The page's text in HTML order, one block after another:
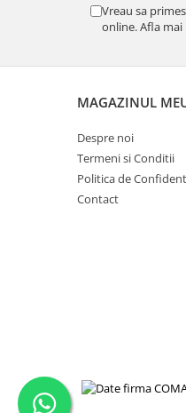
Vreau sa
online. Afla
MAGAZINUL
Despre noi
Termeni si Conditii
Politica de
Contact